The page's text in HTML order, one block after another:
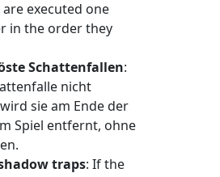
executed one
in the order they
Schattenfallen:
nicht
sie am Ende der
Spiel entfernt, ohne
traps: If the